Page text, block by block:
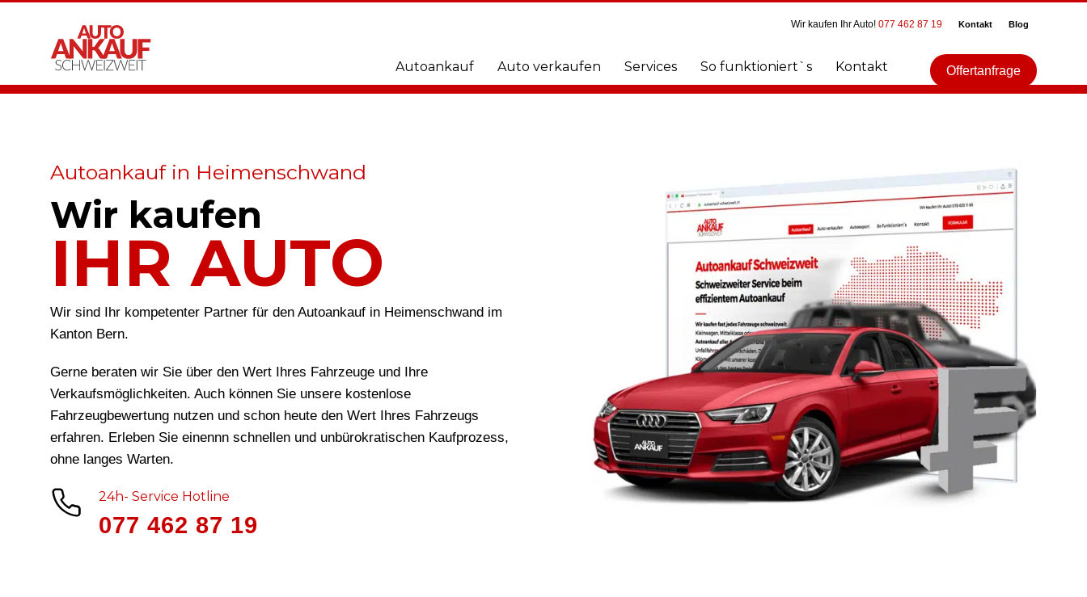
Wir kaufen Ihr Auto! 077 462 87 19 Kontakt Blog
Autoankauf Auto verkaufen Services So funktioniert`s Kontakt Offertanfrage
Autoankauf in Heimenschwand
Wir kaufen
IHR AUTO
Wir sind Ihr kompetenter Partner für den Autoankauf in Heimenschwand im
Kanton Bern.
Gerne beraten wir Sie über den Wert Ihres Fahrzeuge und Ihre
Verkaufsmöglichkeiten. Auch können Sie unsere kostenlose
Fahrzeugbewertung nutzen und schon heute den Wert Ihres Fahrzeugs
erfahren. Erleben Sie einennn schnellen und unbürokratischen Kaufprozess,
ohne langes Warten.
24h- Service Hotline
077 462 87 19